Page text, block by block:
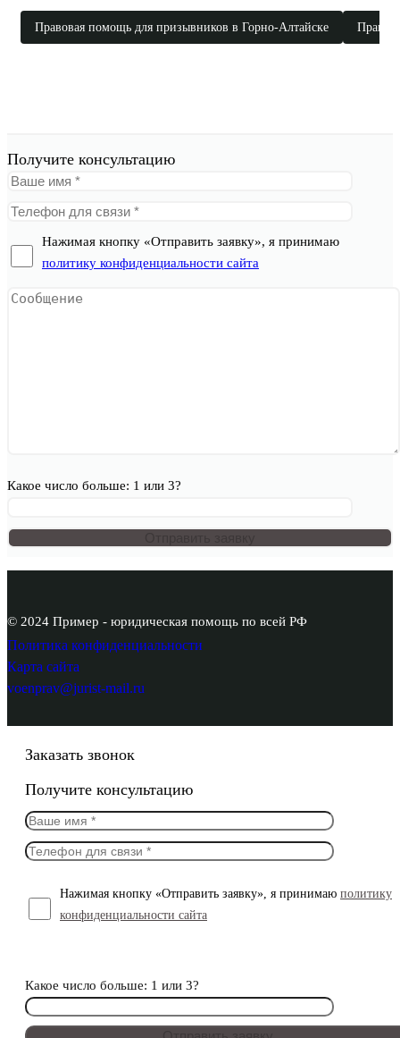
Правовая помощь для призывников в Горно-Алтайске
Получите консультацию
Нажимая кнопку «Отправить заявку», я принимаю
политику конфиденциальности сайта
Какое число больше: 1 или 3?
© 2024 Пример - юридическая помощь по всей РФ
Политика конфиденциальности
Карта сайта
voenprav@jurist-mail.ru
Заказать звонок
Получите консультацию
Нажимая кнопку «Отправить заявку», я принимаю политику
конфиденциальности сайта
Какое число больше: 1 или 3?